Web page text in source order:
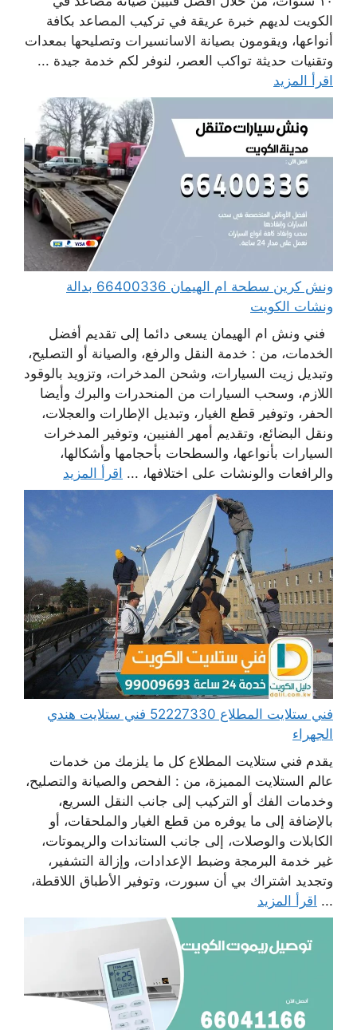
الكويت لديهم خبرة عريقة في تركيب المصاعد بكافة
أنواعها، ويقومون بصيانة الاسانسيرات وتصليحها بمعدات
وتقنيات حديثة تواكب العصر، لنوفر لكم خدمة جيدة ...
اقرأ المزيد
ونش كرين سطحة ام الهيمان 66400336 بدالة
ونشات الكويت
فني ونش ام الهيمان يسعى دائما إلى تقديم أفضل
الخدمات، من : خدمة النقل والرفع، والصيانة أو التصليح،
وتبديل زيت السيارات، وشحن المدخرات، وتزويد بالوقود
اللازم، وسحب السيارات من المنحدرات والبرك وأيضا
الحفر، وتوفير قطع الغيار، وتبديل الإطارات والعجلات،
ونقل البضائع، وتقديم أمهر الفنيين، وتوفير المدخرات
السيارات بأنواعها، والسطحات بأحجامها وأشكالها،
والرافعات والونشات على اختلافها، ... اقرأ المزيد
فني ستلايت المطلاع 52227330 فني ستلايت هندي
الجهراء
يقدم فني ستلايت المطلاع كل ما يلزمك من خدمات
عالم الستلايت المميزة، من : الفحص والصيانة والتصليح،
وخدمات الفك أو التركيب إلى جانب النقل السريع،
بالإضافة إلى ما يوفره من قطع الغيار والملحقات، أو
الكابلات والوصلات، إلى جانب الستاندات والريموتات،
غير خدمة البرمجة وضبط الإعدادات، وإزالة التشفير،
وتجديد اشتراك بي أن سبورت، وتوفير الأطباق اللاقطة،
... اقرأ المزيد